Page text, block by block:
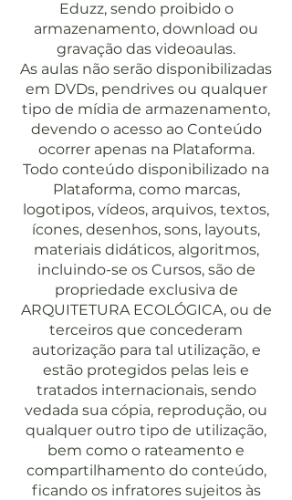
Eduzz, sendo proibido o
armazenamento, download ou
gravação das videoaulas.
As aulas não serão disponibilizadas
em DVDs, pendrives ou qualquer
tipo de mídia de armazenamento,
devendo o acesso ao Conteúdo
ocorrer apenas na Plataforma.
Todo conteúdo disponibilizado na
Plataforma, como marcas,
logotipos, vídeos, arquivos, textos,
ícones, desenhos, sons, layouts,
materiais didáticos, algoritmos,
incluindo-se os Cursos, são de
propriedade exclusiva de
ARQUITETURA ECOLÓGICA, ou de
terceiros que concederam
autorização para tal utilização, e
estão protegidos pelas leis e
tratados internacionais, sendo
vedada sua cópia, reprodução, ou
qualquer outro tipo de utilização,
bem como o rateamento e
compartilhamento do conteúdo,
ficando os infratores sujeitos às